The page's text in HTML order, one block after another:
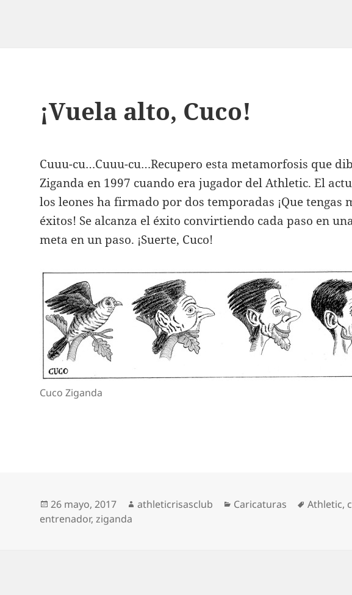
¡Vuela alto, Cuco!
Cuuu-cu…Cuuu-cu…Recupero esta metamorfosis que
Ziganda en 1997 cuando era jugador del Athletic. El
los leones ha firmado por dos temporadas ¡Que tengas
éxitos! Se alcanza el éxito convirtiendo cada paso en
meta en un paso. ¡Suerte, Cuco!
Cuco Ziganda
Publicado
el
26 mayo, 2017 Autor
athleticrisasclub Categorías
Caricaturas Etiquetas
Athletic,
entrenador,ziganda